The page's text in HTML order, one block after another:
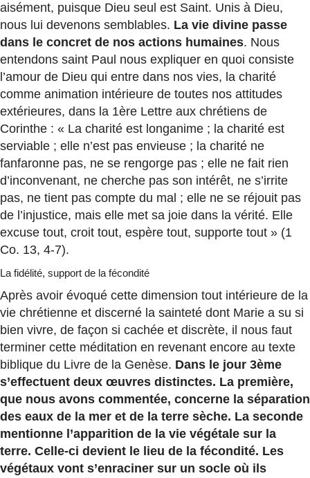
aisément, puisque Dieu seul est Saint. Unis à Dieu,
nous lui devenons semblables. La vie divine passe
dans le concret de nos actions humaines. Nous
entendons saint Paul nous expliquer en quoi consiste
l’amour de Dieu qui entre dans nos vies, la charité
comme animation intérieure de toutes nos attitudes
extérieures, dans la 1ère Lettre aux chrétiens de
Corinthe : « La charité est longanime ; la charité est
serviable ; elle n’est pas envieuse ; la charité ne
fanfaronne pas, ne se rengorge pas ; elle ne fait rien
d’inconvenant, ne cherche pas son intérêt, ne s’irrite
pas, ne tient pas compte du mal ; elle ne se réjouit pas
de l’injustice, mais elle met sa joie dans la vérité. Elle
excuse tout, croit tout, espère tout, supporte tout » (1
Co. 13, 4-7).
La fidélité, support de la fécondité
Après avoir évoqué cette dimension tout intérieure de la
vie chrétienne et discerné la sainteté dont Marie a su si
bien vivre, de façon si cachée et discrète, il nous faut
terminer cette méditation en revenant encore au texte
biblique du Livre de la Genèse. Dans le jour 3ème
s’effectuent deux œuvres distinctes. La première,
que nous avons commentée, concerne la séparation
des eaux de la mer et de la terre sèche. La seconde
mentionne l’apparition de la vie végétale sur la
terre. Celle-ci devient le lieu de la fécondité. Les
végétaux vont s’enraciner sur un socle où ils